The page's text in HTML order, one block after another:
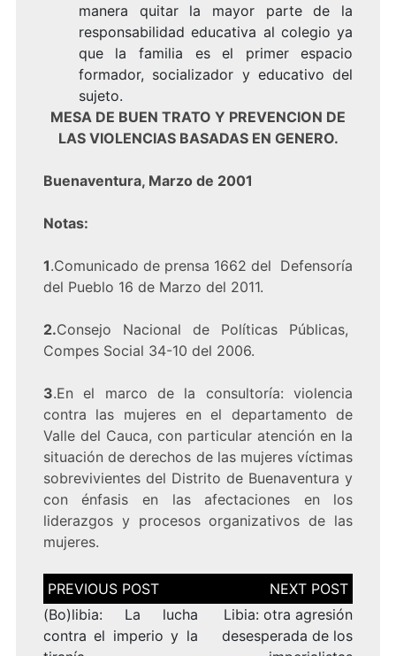
manera quitar la mayor parte de la
responsabilidad educativa al colegio ya
que la familia es el primer espacio
formador, socializador y educativo del
sujeto.
MESA DE BUEN TRATO Y PREVENCION DE
LAS VIOLENCIAS BASADAS EN GENERO.
Buenaventura, Marzo de 2001
Notas:
1.Comunicado de prensa 1662 del Defensoría
del Pueblo 16 de Marzo del 2011.
2.Consejo Nacional de Políticas Públicas,
Compes Social 34-10 del 2006.
3.En el marco de la consultoría: violencia
contra las mujeres en el departamento de
Valle del Cauca, con particular atención en la
situación de derechos de las mujeres víctimas
sobrevivientes del Distrito de Buenaventura y
con énfasis en las afectaciones en los
liderazgos y procesos organizativos de las
mujeres.
Navegación
de
entradas
(Bo)libia: La lucha
contra el imperio y la
Libia: otra agresión
desesperada de los